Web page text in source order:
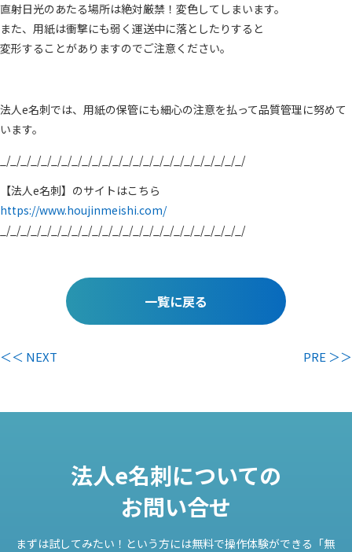
直射日光のあたる場所は絶対厳禁！変色してしまいます。
また、用紙は衝撃にも弱く運送中に落としたりすると
変形することがありますのでご注意ください。
法人e名刺では、用紙の保管にも細心の注意を払って品質管理に努めて
います。
_/_/_/_/_/_/_/_/_/_/_/_/_/_/_/_/_/_/_/_/_/_/_/_/
【法人e名刺】のサイトはこちら
https://www.houjinmeishi.com/
_/_/_/_/_/_/_/_/_/_/_/_/_/_/_/_/_/_/_/_/_/_/_/_/
一覧に戻る
＜＜ NEXT PRE ＞＞
法人e名刺についての
お問い合せ
まずは試してみたい！という方には無料で操作体験ができる「無